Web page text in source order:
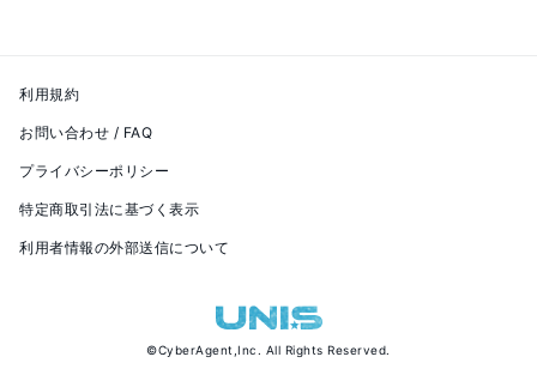
利用規約
お問い合わせ / FAQ
プライバシーポリシー
特定商取引法に基づく表示
利用者情報の外部送信について
©CyberAgent,Inc. All Rights Reserved.